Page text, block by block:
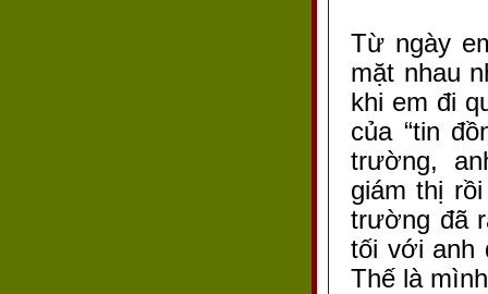
Từ ngày
mặt nhau
khi em đi
của “tin
trường,
giám thị
trường đã
tối với anh
Thế là